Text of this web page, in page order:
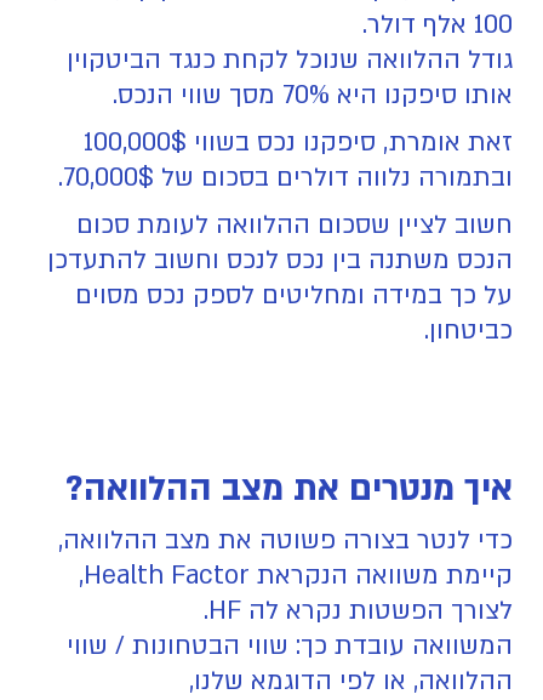
100 אלף דולר.
גודל ההלוואה שנוכל לקחת כנגד הביטקוין
אותו סיפקנו היא 70% מסך שווי הנכס.
זאת אומרת, סיפקנו נכס בשווי 100,000$
ובתמורה נלווה דולרים בסכום של 70,000$.
חשוב לציין שסכום ההלוואה לעומת סכום
הנכס משתנה בין נכס לנכס וחשוב להתעדכן
על כך במידה ומחליטים לספק נכס מסוים
כביטחון.
איך מנטרים את מצב ההלוואה?
כדי לנטר בצורה פשוטה את מצב ההלוואה,
קיימת משוואה הנקראת Health Factor,
לצורך הפשטות נקרא לה HF.
המשוואה עובדת כך: שווי הבטחונות / שווי
ההלוואה, או לפי הדוגמא שלנו,